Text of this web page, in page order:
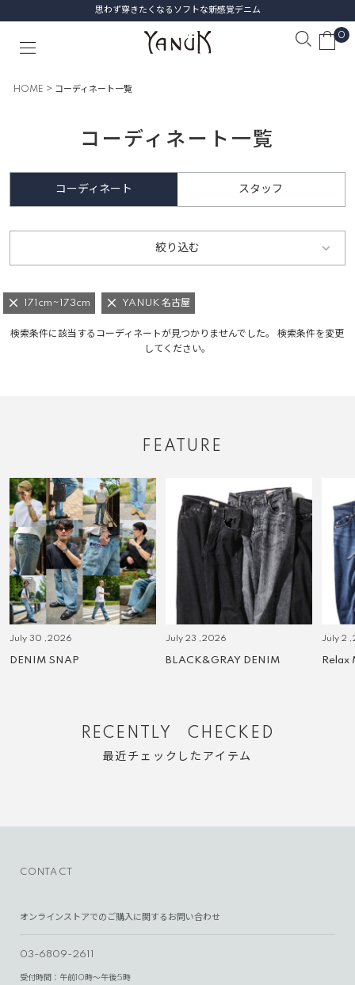
思わず穿きたくなるソフトな新感覚デニム
0
HOME コーディネート一覧
コーディネート一覧
コーディネート スタッフ
絞り込む
171cm~173cm YANUK 名古屋
検索条件に該当するコーディネートが見つかりませんでした。 検索条件を変更
してください。
FEATURE
July 30 ,2026
DENIM SNAP
July 23 ,2026
BLACK&GRAY DENIM
July 2
Relax
RECENTLY CHECKED
最近チェックしたアイテム
CONTACT
オンラインストアでのご購入に関するお問い合わせ
03-6809-2611
受付時間：午前10時～午後5時